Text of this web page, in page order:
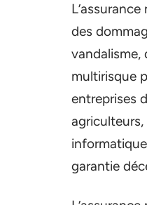
des
vandalisme,
multirisque
entreprises
garantie